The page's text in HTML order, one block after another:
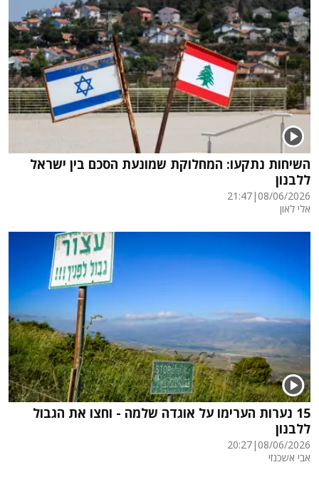
השיחות נתקעו: המחלוקת שמונעת הסכם בין ישראל
ללבנון
08/06/2026
|
21:47
אלי לאון
15 נערות הערימו על אוגדה שלמה - וחצו את הגבול
ללבנון
08/06/2026
|
20:27
אבי אשכנזי